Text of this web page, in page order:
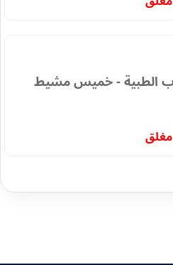
الطبية - خميس مشيط
مغلق